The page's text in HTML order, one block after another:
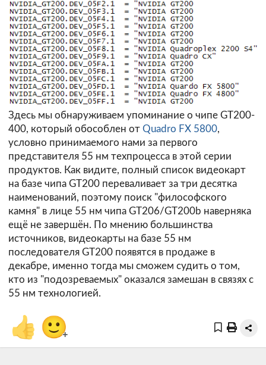
Здесь мы обнаруживаем упоминание о чипе GT200-
400, который обособлен от Quadro FX 5800,
условно принимаемого нами за первого
представителя 55 нм техпроцесса в этой серии
продуктов. Как видите, полный список видеокарт
на базе чипа GT200 переваливает за три десятка
наименований, поэтому поиск "философского
камня" в лице 55 нм чипа GT206/GT200b наверняка
ещё не завершён. По мнению большинства
источников, видеокарты на базе 55 нм
последователя GT200 появятся в продаже в
декабре, именно тогда мы сможем судить о том,
кто из "подозреваемых" оказался замешан в связях с
55 нм технологией.
👍 🙂+